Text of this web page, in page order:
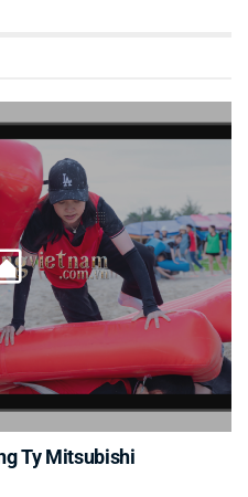
Ty Mitsubishi